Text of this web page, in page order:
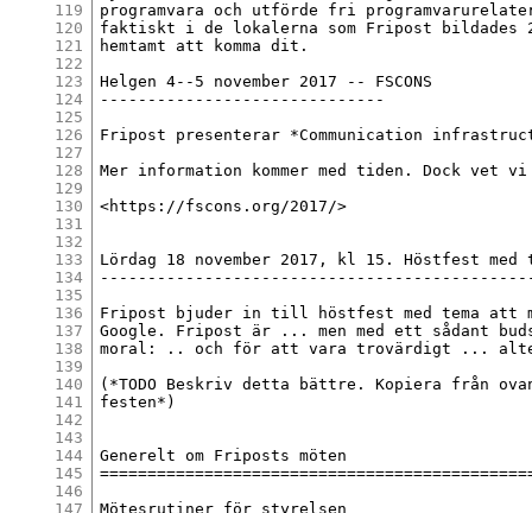
119
120
121
122
123
124
125
126
127
128
129
130
131
132
133
134
135
136
137
138
139
140
141
142
143
144
145
146
147
programvara och utförde fri
faktiskt i de lokalerna som Fripost bildades
hemtamt att komma dit.
Helgen 4--5 november 2017 -- FSCONS
------------------------------
Fripost presenterar *Communication
Mer information kommer med tiden. Dock
<https://fscons.org/2017/>
Lördag 18 november 2017, kl 15. Höstfest med
Fripost bjuder in till höstfest med tema att
Google. Fripost är ... men med ett sådant
moral: .. och för att vara trovärdigt ...
(*TODO Beskriv detta bättre. Kopiera från
festen*)
Generelt om Friposts möten
Mötesrutiner för styrelsen